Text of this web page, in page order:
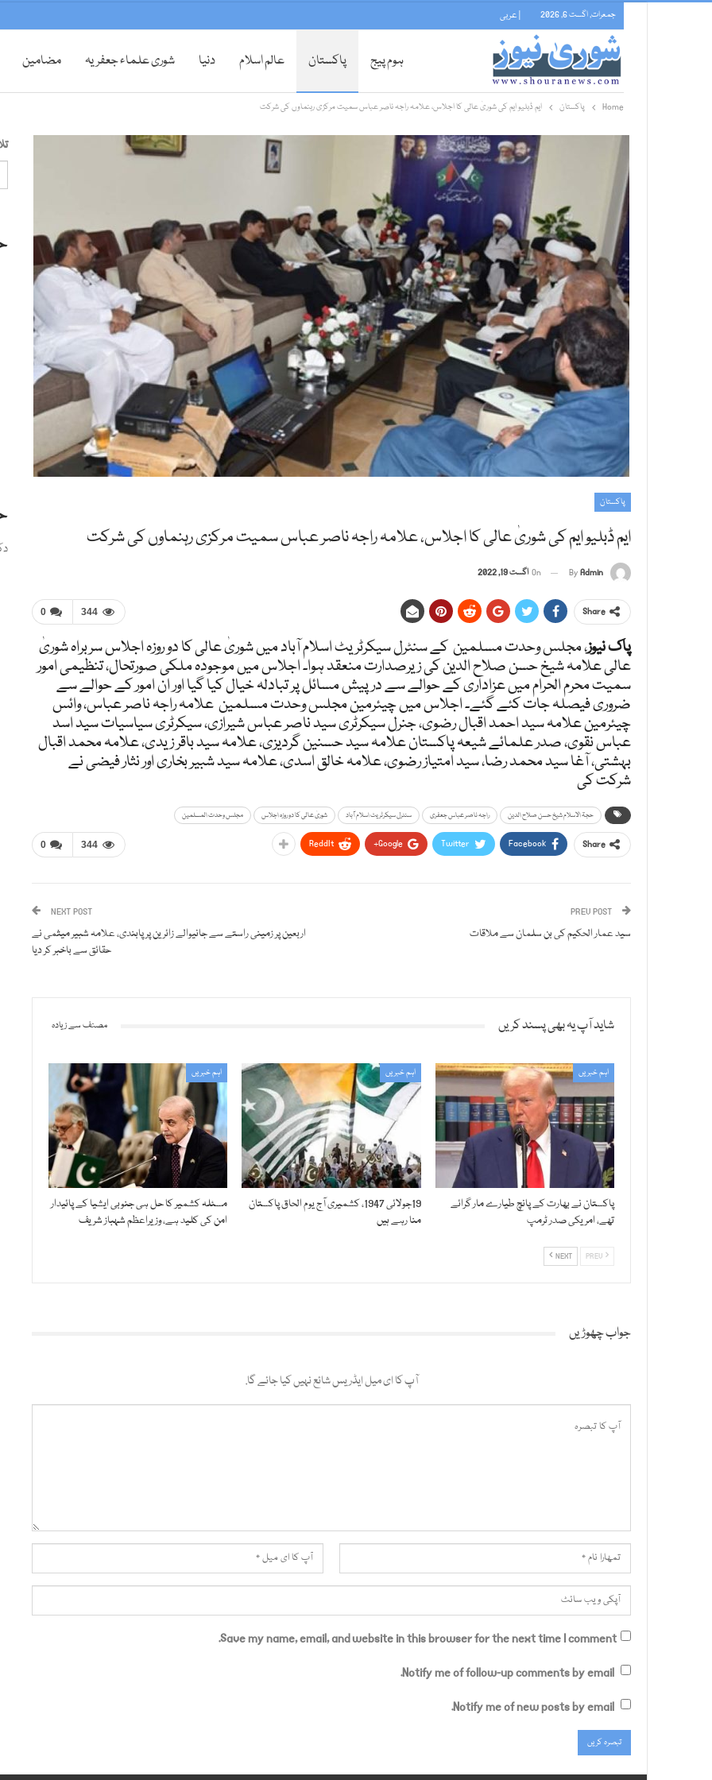
جمعرات, اگست 6, 2026 | عربی
ہوم پیج پاکستان عالم اسلام دنیا شوری علماء جعفریہ مضامین
Home پاکستان ایم ڈبلیو ایم کی شوریٰ عالی کا اجلاس، علامہ راجہ ناصر عباس سمیت مرکزی رہنماوں کی شرکت
پاکستان
ایم ڈبلیو ایم کی شوریٰ عالی کا اجلاس، علامہ راجہ ناصر عباس سمیت مرکزی رہنماوں کی شرکت
ByAdmin
On اگست 19, 2022
0 344 Share
پاک نیوز، مجلس وحدت مسلمین کے سنٹرل سیکرٹریٹ اسلام آباد میں شوریٰ عالی کا دو روزہ اجلاس سربراہ شوریٰ
عالی علامہ شیخ حسن صلاح الدین کی زیرصدارت منعقد ہوا۔ اجلاس میں موجودہ ملکی صورتحال، تنظیمی امور
سمیت محرم الحرام میں عزاداری کے حوالے سے درپیش مسائل پر تبادلہ خیال کیا گیا اور ان امور کے حوالے سے
ضروری فیصلہ جات کئے گئے۔ اجلاس میں چیئرمین مجلس وحدت مسلمین علامہ راجہ ناصر عباس، وائس
چیئرمین علامہ سید احمد اقبال رضوی، جنرل سیکرٹری سید ناصر عباس شیرازی، سیکرٹری سیاسیات سید اسد
عباس نقوی، صدر علمائے شیعہ پاکستان علامہ سید حسنین گردیزی، علامہ سید باقر زیدی، علامہ محمد اقبال
بہشتی، آغا سید محمد رضا، سید امتیاز رضوی، علامہ خالق اسدی، علامہ سید شبیر بخاری اور نثار فیضی نے
شرکت کی
حجۃ الاسلام شیخ حسن صلاح الدین راجہ ناصر عباس جعفری سنٹرل سیکرٹریٹ اسلام آباد شوریٰ عالی کا دو روزہ اجلاس مجلس‌ وحدت المسلمین
0 344 Share
Facebook
Twitter
Google+
ReddIt
سید عمار الحکیم کی بن سلمان سے ملاقات
NEXT POST
اربعین پر زمینی راستے سے جانیوالے زائرین پر پابندی، علامہ شبیر میثمی نے
حقائق سے باخبر کر دیا
شاید آپ یہ بھی پسند کریں مصنف سے زیادہ
اہم خبریں
پاکستان نے بھارت کے پانچ طیارے مار گرائے
تھے، امریکی صدر ٹرمپ
اہم خبریں
19جولائی 1947، کشمیری آج یوم الحاق پاکستان
منا رہے ہیں
اہم خبریں
مسئلہ کشمیر کا حل ہی جنوبی ایشیا کے پائیدار
امن کی کلید ہے، وزیراعظم شہباز شریف
NEXT
جواب چھوڑیں
آپ کا ای میل ایڈریس شائع نہیں کیا جائے گا.
Save my name, email, and website in this browser for the next time I comment.
Notify me of follow-up comments by email.
Notify me of new posts by email.